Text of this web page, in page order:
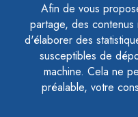
Afin de vous
partage, des
d'élaborer des
susceptibles de
machine. Cela ne
préalable, votre
ACCESSIBILITÉ -
CONTACTER LE